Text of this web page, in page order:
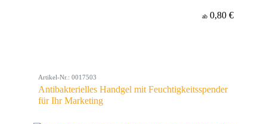
ab 0,80 €
Artikel-Nr.: 0017503
Antibakterielles Handgel mit Feuchtigkeitsspender
für Ihr Marketing